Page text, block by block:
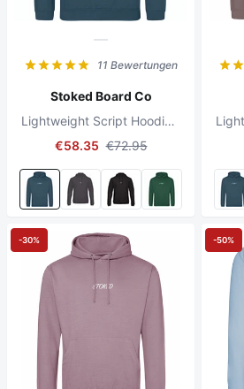
11 Bewertungen
Stoked Board Co
Lightweight Script Hoodie Airforce Blue
€58.35 €72.95
-30% -50%